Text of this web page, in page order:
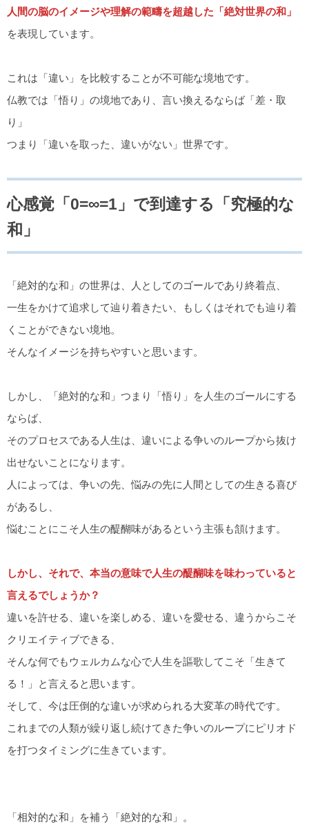
人間の脳のイメージや理解の範疇を超越した「絶対世界の和」
を表現しています。
これは「違い」を比較することが不可能な境地です。
仏教では「悟り」の境地であり、言い換えるならば「差・取
り」
つまり「違いを取った、違いがない」世界です。
心感覚「0=∞=1」で到達する「究極的な
和」
「絶対的な和」の世界は、人としてのゴールであり終着点、
一生をかけて追求して辿り着きたい、もしくはそれでも辿り着
くことができない境地。
そんなイメージを持ちやすいと思います。
しかし、「絶対的な和」つまり「悟り」を人生のゴールにする
ならば、
そのプロセスである人生は、違いによる争いのループから抜け
出せないことになります。
人によっては、争いの先、悩みの先に人間としての生きる喜び
があるし、
悩むことにこそ人生の醍醐味があるという主張も頷けます。
しかし、それで、本当の意味で人生の醍醐味を味わっていると
言えるでしょうか？
違いを許せる、違いを楽しめる、違いを愛せる、違うからこそ
クリエイティブできる、
そんな何でもウェルカムな心で人生を謳歌してこそ「生きて
る！」と言えると思います。
そして、今は圧倒的な違いが求められる大変革の時代です。
これまでの人類が繰り返し続けてきた争いのループにピリオド
を打つタイミングに生きています。
「相対的な和」を補う「絶対的な和」。